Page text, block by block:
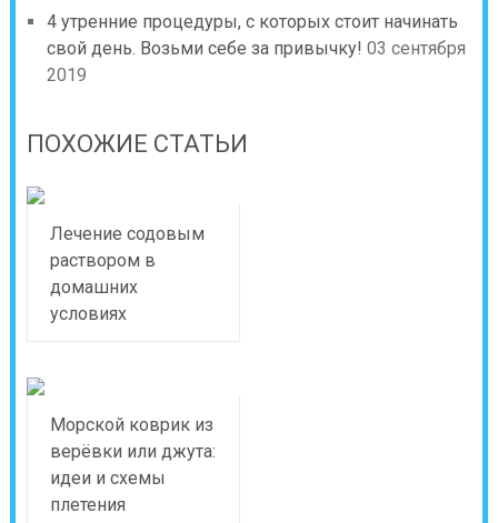
4 утренние процедуры, с которых стоит начинать
свой день. Возьми себе за привычку! 03 сентября
2019
ПОХОЖИЕ СТАТЬИ
Лечение содовым
раствором в
домашних
условиях
Морской коврик из
верёвки или джута:
идеи и схемы
плетения